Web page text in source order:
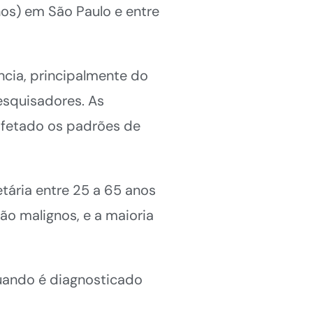
em São Paulo e entre
principalmente do
As
os padrões de
entre 25 a 65 anos
malignos, e a maioria
é diagnosticado